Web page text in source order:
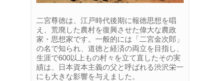
二宮尊徳は、江戸時代後期に報徳思想を唱
え、荒廃した農村を復興させた偉大な農政
家・思想家です。一般的には「二宮金次郎」
の名で知られ、道徳と経済の両立を目指し、
生涯で600以上もの村々を立て直したその実
績は、日本資本主義の父と呼ばれる渋沢栄一
にも大きな影響を与えました。